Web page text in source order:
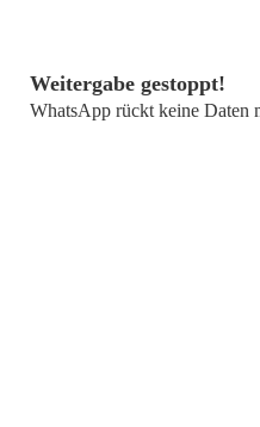
Weitergabe gestoppt!
WhatsApp rückt keine Daten